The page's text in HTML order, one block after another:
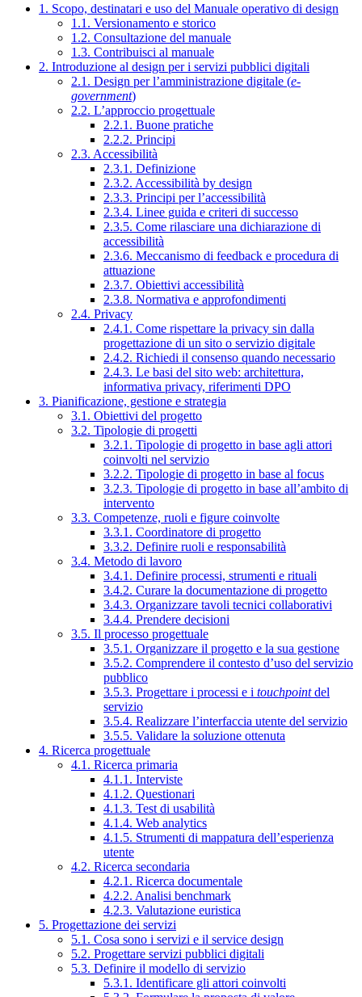
1. Scopo, destinatari e uso del Manuale operativo di design
1.1. Versionamento e storico
1.2. Consultazione del manuale
1.3. Contribuisci al manuale
2. Introduzione al design per i servizi pubblici digitali
2.1. Design per l’amministrazione digitale (e-
government)
2.2. L’approccio progettuale
2.2.1. Buone pratiche
2.2.2. Principi
2.3. Accessibilità
2.3.1. Definizione
2.3.2. Accessibilità by design
2.3.3. Principi per l’accessibilità
2.3.4. Linee guida e criteri di successo
2.3.5. Come rilasciare una dichiarazione di
accessibilità
2.3.6. Meccanismo di feedback e procedura di
attuazione
2.3.7. Obiettivi accessibilità
2.3.8. Normativa e approfondimenti
2.4. Privacy
2.4.1. Come rispettare la privacy sin dalla
progettazione di un sito o servizio digitale
2.4.2. Richiedi il consenso quando necessario
2.4.3. Le basi del sito web: architettura,
informativa privacy, riferimenti DPO
3. Pianificazione, gestione e strategia
3.1. Obiettivi del progetto
3.2. Tipologie di progetti
3.2.1. Tipologie di progetto in base agli attori
coinvolti nel servizio
3.2.2. Tipologie di progetto in base al focus
3.2.3. Tipologie di progetto in base all’ambito di
intervento
3.3. Competenze, ruoli e figure coinvolte
3.3.1. Coordinatore di progetto
3.3.2. Definire ruoli e responsabilità
3.4. Metodo di lavoro
3.4.1. Definire processi, strumenti e rituali
3.4.2. Curare la documentazione di progetto
3.4.3. Organizzare tavoli tecnici collaborativi
3.4.4. Prendere decisioni
3.5. Il processo progettuale
3.5.1. Organizzare il progetto e la sua gestione
3.5.2. Comprendere il contesto d’uso del servizio
pubblico
3.5.3. Progettare i processi e i touchpointdel
servizio
3.5.4. Realizzare l’interfaccia utente del servizio
3.5.5. Validare la soluzione ottenuta
4. Ricerca progettuale
4.1. Ricerca primaria
4.1.1. Interviste
4.1.2. Questionari
4.1.3. Test di usabilità
4.1.4. Web analytics
4.1.5. Strumenti di mappatura dell’esperienza
utente
4.2. Ricerca secondaria
4.2.1. Ricerca documentale
4.2.2. Analisi benchmark
4.2.3. Valutazione euristica
5. Progettazione dei servizi
5.1. Cosa sono i servizi e il service design
5.2. Progettare servizi pubblici digitali
5.3. Definire il modello di servizio
5.3.1. Identificare gli attori coinvolti